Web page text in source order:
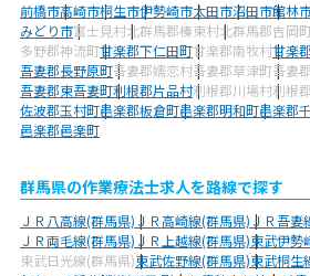
前橋市高崎市桐生市伊勢崎市太田市沼田市館林
みどり市富士見村北群馬郡榛東村北群馬郡吉岡
多野郡神流町甘楽郡下仁田町甘楽郡南牧村甘楽
吾妻郡長野原町吾妻郡嬬恋村吾妻郡草津町吾妻
吾妻郡東吾妻町利根郡片品村利根郡川場村利根
佐波郡玉村町邑楽郡板倉町邑楽郡明和町邑楽郡
邑楽郡邑楽町
群馬県の作業療法士求人を路線で探す
ＪＲ八高線(群馬県)ＪＲ高崎線(群馬県)ＪＲ吾妻
ＪＲ両毛線(群馬県)ＪＲ上越線(群馬県)東武伊勢
東武日光線(群馬県)東武佐野線(群馬県)東武桐生